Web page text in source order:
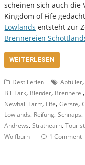
scheinen sich auch die
Kingdom of Fife
Lowlands entsteht zur
Brennereien
WEITERLESEN
Destillerien Abfüller
Bill Lark, Blender, Brennerei,
Newhall Farm, Fife,Gerste,
Lowlands, Reifung,Schnaps,
Andrews,Strathearn,Tourist
Wolfburn 1 Comment